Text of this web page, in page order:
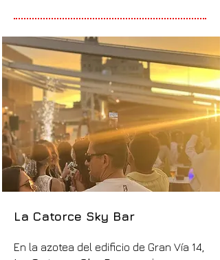
La Catorce Sky Bar
En la azotea del edificio de Gran Vía 14,